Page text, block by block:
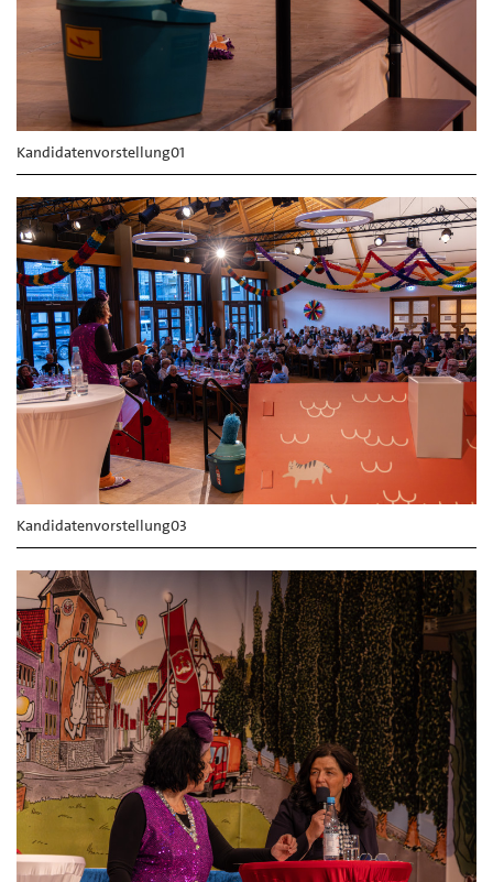
Kandidatenvorstellung01
Kandidatenvorstellung03